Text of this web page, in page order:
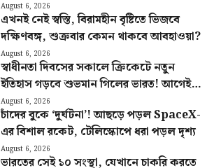
August 6, 2026
এখনই নেই স্বস্তি, বিরামহীন বৃষ্টিতে ভিজবে
দক্ষিণবঙ্গ, শুক্রবার কেমন থাকবে আবহাওয়া?
August 6, 2026
স্বাধীনতা দিবসের সকালে ক্রিকেটে নতুন
ইতিহাস গড়বে শুভমান গিলের ভারত! আগেই
হুঙ্কার ছাড়লেন গম্ভীর
August 6, 2026
চাঁদের বুকে ‘দুর্ঘটনা’! আছড়ে পড়ল SpaceX-
এর বিশাল রকেট, টেলিস্কোপে ধরা পড়ল দৃশ্য
August 6, 2026
ভারতের সেই ১০ সংস্থা, যেখানে চাকরি করতে